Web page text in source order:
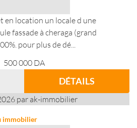
en location un locale d une
fassade à cheraga (grand
pour plus de dé...
500 000 DA
DÉTAILS
par ak-immobilier
immobilier